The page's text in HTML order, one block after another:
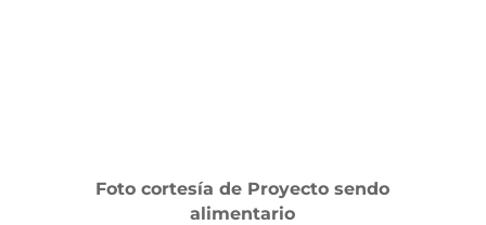
Foto cortesía de Proyecto sendo
alimentario